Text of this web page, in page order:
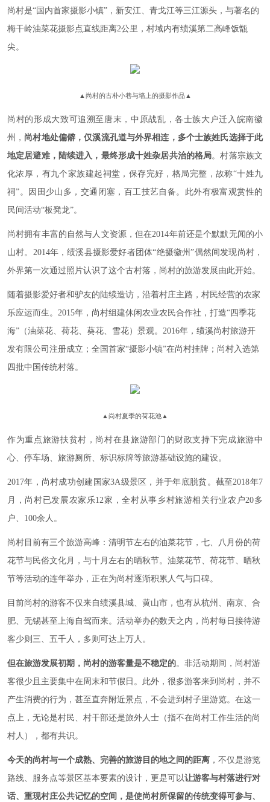
尚村是“国内首家摄影小镇”，新安江、青戈江等三江源头，与著名的
梅干岭油菜花摄影点直线距离2公里，村域内有绩溪第二高峰饭甑
尖。
▲ 尚村的古朴小巷与墙上的摄影作品▲
尚村的形成大致可追溯至唐末，中原战乱，各士族大户迁入皖南徽
州， 尚村地处偏僻，仅溪流孔道与外界相连，多个士族姓氏选择于此
地定居避难，陆续进入，最终形成十姓杂居共治的格局。村落宗族文
化浓厚，有九个家族建起祠堂，保存完好，格局完整，故称“十姓九
祠”。因田少山多，交通闭塞，百工技艺自备。此外有极富观赏性的
民间活动“板凳龙”。
尚村拥有丰富的自然与人文资源，但在2014年前还是个默默无闻的小
山村。2014年，绩溪县摄影爱好者团体“绝摄徽州”偶然间发现尚村，
外界第一次通过照片认识了这个古村落，尚村的旅游发展由此开始。
随着摄影爱好者和驴友的陆续造访，沿着村庄主路，村民经营的农家
乐应运而生。2015年，尚村组建休闲农业农民合作社，打造“四季花
海”（油菜花、荷花、葵花、雪花）景观。2016年，绩溪尚村旅游开
发有限公司注册成立；全国首家“摄影小镇”在尚村挂牌； 尚村入选第
四批中国传统村落。
▲ 尚村夏季的荷花池 ▲
作为重点旅游扶贫村，尚村在县旅游部门的财政支持下完成旅游中
心、停车场、旅游厕所、标识标牌等旅游基础设施的建设。
2017年，尚村成功创建国家3A级景区，并于年底脱贫。截至2018年7
月，尚村已发展农家乐12家，全村从事乡村旅游相关行业农户20多
户、100余人。
尚村目前有三个旅游高峰：清明节左右的油菜花节，七、八月份的荷
花节与民俗文化月，与十月左右的晒秋节。油菜花节、荷花节、晒秋
节等活动的连年举办，正在为尚村逐渐积累人气与口碑。
目前尚村的游客不仅来自绩溪县城、黄山市，也有从杭州、南京、合
肥、无锡甚至上海自驾而来。活动举办的数天之内，尚村每日接待游
客少则三、五千人，多则可达上万人。
但在旅游发展初期，尚村的游客量是不稳定的。非活动期间，尚村游
客很少且主要集中在周末和节假日。此外，很多游客来到尚村，并不
产生消费的行为，甚至直奔附近景点，不会进到村子里游览。在这一
点上，无论是村民、村干部还是旅外人士（指不在尚村工作生活的尚
村人），都有共识。
今天的尚村与一个成熟、完善的旅游目的地之间的距离 ，不仅是游览
路线、服务点等景区基本要素的设计，更是可以让游客与村落进行对
话、重现村庄公共记忆的空间，是使尚村所保留的传统变得可参与、